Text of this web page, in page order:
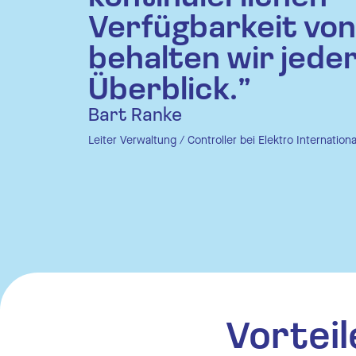
Verfügbarkeit
behalten wir
Überblick.”
Bart Ranke
Leiter Verwaltung / Controller bei Elektro